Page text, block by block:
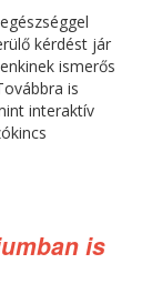
kérdést jár
ismerős
is
interaktív
is